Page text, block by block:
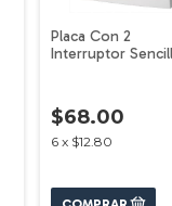
Placa Con 2
Interruptor
$68.00
6 x $12.80